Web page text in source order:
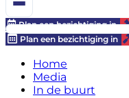
Plan een bezichtiging in
Plan een bezichtiging in
Home
Media
In de buurt